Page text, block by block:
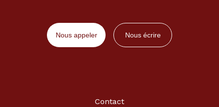
Nous appeler Nous écrire
Contact